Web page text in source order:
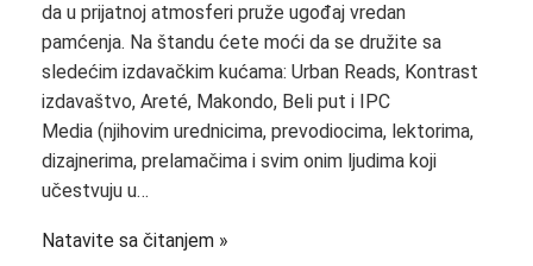
da u prijatnoj atmosferi pruže ugođaj vredan
pamćenja. Na štandu ćete moći da se družite sa
sledećim izdavačkim kućama: Urban Reads, Kontrast
izdavaštvo, Areté, Makondo, Beli put i IPC
Media (njihovim urednicima, prevodiocima, lektorima,
dizajnerima, prelamačima i svim onim ljudima koji
učestvuju u…
Natavite sa čitanjem